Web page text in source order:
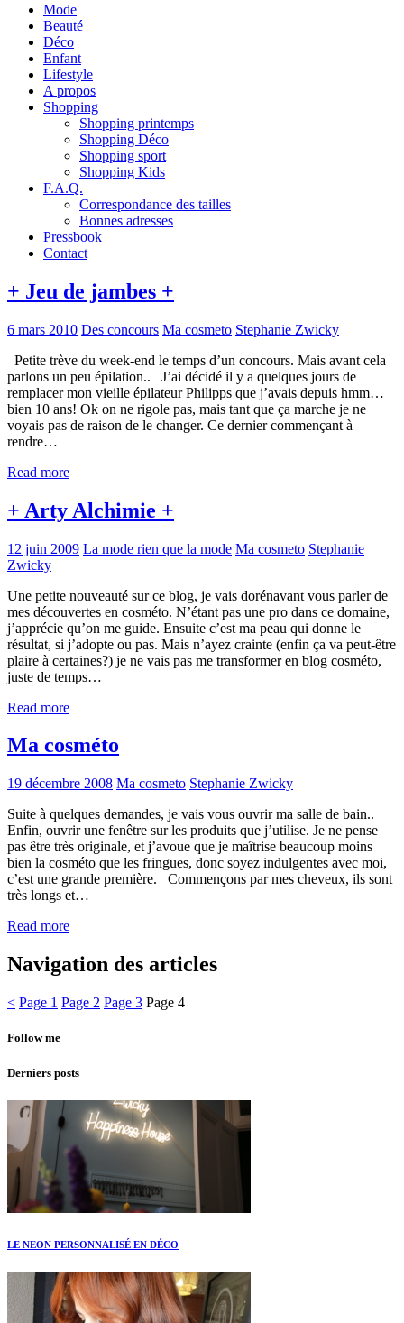
Mode
Beauté
Déco
Enfant
Lifestyle
A propos
Shopping
Shopping printemps
Shopping Déco
Shopping sport
Shopping Kids
F.A.Q.
Correspondance des tailles
Bonnes adresses
Pressbook
Contact
+ Jeu de jambes +
6 mars 2010 Des concours Ma cosmeto Stephanie Zwicky
Petite trève du week-end le temps d’un concours. Mais avant cela
parlons un peu épilation.. J’ai décidé il y a quelques jours de
remplacer mon vieille épilateur Philipps que j’avais depuis hmm…
bien 10 ans! Ok on ne rigole pas, mais tant que ça marche je ne
voyais pas de raison de le changer. Ce dernier commençant à
rendre…
Read more
+ Arty Alchimie +
12 juin 2009 La mode rien que la mode Ma cosmeto Stephanie
Zwicky
Une petite nouveauté sur ce blog, je vais dorénavant vous parler de
mes découvertes en cosméto. N’étant pas une pro dans ce domaine,
j’apprécie qu’on me guide. Ensuite c’est ma peau qui donne le
résultat, si j’adopte ou pas. Mais n’ayez crainte (enfin ça va peut-être
plaire à certaines?) je ne vais pas me transformer en blog cosméto,
juste de temps…
Read more
Ma cosméto
19 décembre 2008 Ma cosmeto Stephanie Zwicky
Suite à quelques demandes, je vais vous ouvrir ma salle de bain..
Enfin, ouvrir une fenêtre sur les produits que j’utilise. Je ne pense
pas être très originale, et j’avoue que je maîtrise beaucoup moins
bien la cosméto que les fringues, donc soyez indulgentes avec moi,
c’est une grande première. Commençons par mes cheveux, ils sont
très longs et…
Read more
Navigation des articles
< Page 1 Page 2 Page 3 Page 4
Follow me
Derniers posts
LE NEON PERSONNALISÉ EN DÉCO